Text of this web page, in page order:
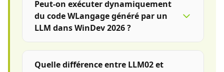
Peut-on exécuter dynamiquement
du code WLangage généré par un
LLM dans WinDev 2026 ?
Quelle différence entre LLM02 et